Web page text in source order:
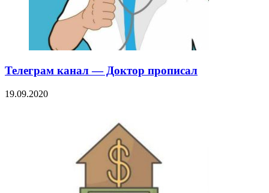
Телеграм канал — Доктор прописал
19.09.2020